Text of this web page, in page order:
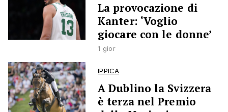
La provocazione di
Kanter: ‘Voglio
giocare con le donne’
1 gior
IPPICA
A Dublino la Svizzera
è terza nel Premio